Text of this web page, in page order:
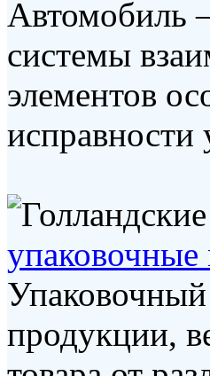
Автомобиль
системы
элементов
исправности
продукции,